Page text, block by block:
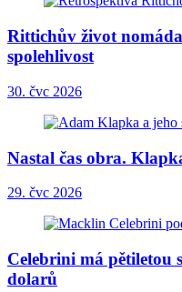
Rittichův život
spolehlivost
30. čvc 2026
Nastal čas obra.
29. čvc 2026
Celebrini má pětiletou
dolarů